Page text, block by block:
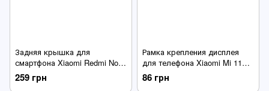
Задняя крышка для
смартфона Xiaomi Redmi Note
8 Pro со стеклом камеры
синяя
259 грн
Рамка крепления дисплея
для телефона Xiaomi Mi 11
черная
86 грн